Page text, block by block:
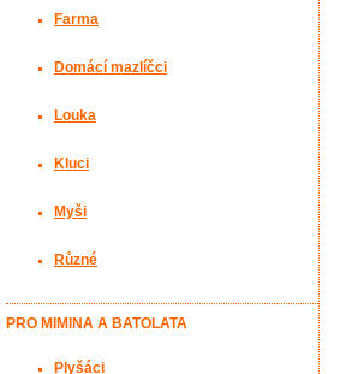
Farma
Domácí mazlíčci
Louka
Kluci
Myši
Různé
PRO MIMINA A BATOLATA
Plyšáci